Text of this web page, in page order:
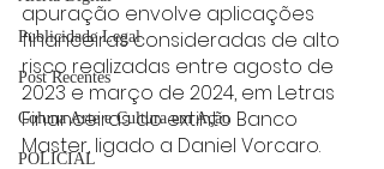
Publicidade Legal
Post Recentes
Coluna Arte e Cultura em Ação
POLICIAL
apuração envolve aplicações
financeiras consideradas de alto
risco realizadas entre agosto de
2023 e março de 2024, em Letras
Financeiras do extinto Banco
Master, ligado a Daniel Vorcaro.